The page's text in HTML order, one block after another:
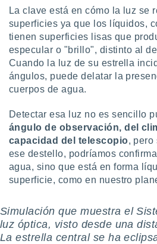
aunque
no
Puedes
acceder a
web a
únicos
como
este sitio
La clave está en cómo la luz se
superficies ya que los líquidos,
tienen superficies lisas que
especular o "brillo", distinto al
Cuando la luz de su estrella
ángulos, puede delatar la
cuerpos de agua.
Detectar esa luz no es sencillo
ángulo de observación, del
capacidad del telescopio, pero
ese destello, podríamos
agua, sino que está en forma
superficie, como en nuestro
Simulación que muestra el
luz óptica, visto desde una
La estrella central se ha